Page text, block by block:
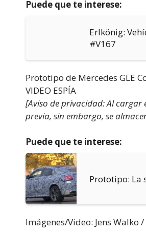
Puede que te interese:
Erlkönig:
#V167
Prototipo de Mercedes GLE
VIDEO ESPÍA
[Aviso de privacidad: Al cargar
previa, sin embargo, se
Puede que te interese:
Prototipo: La
Imágenes/Video: Jens Walko